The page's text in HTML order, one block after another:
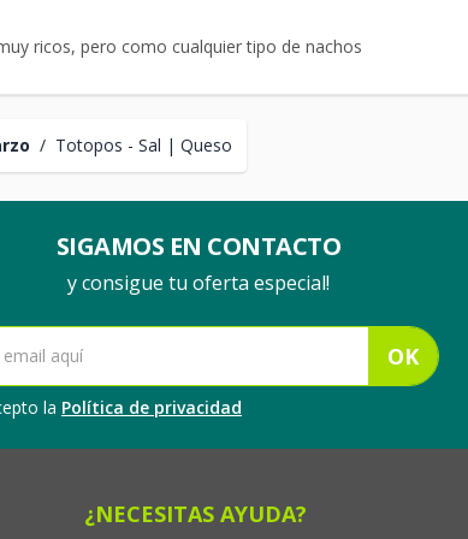
/ Totopos - Sal | Queso
ricos, pero como cualquier tipo de nachos
SIGAMOS EN CONTACTO
y consigue tu oferta especial!
OK
la Política de privacidad
¿NECESITAS AYUDA?